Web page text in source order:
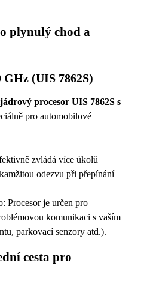
plynulý chod a
(UIS 7862S)
procesor UIS 7862S s
pro automobilové
zvládá více úkolů
odezvu při přepínání
Procesor je určen pro
komunikaci s vaším
parkovací senzory atd.).
cesta pro
SIM karty
displej pro snadné ovládání
kameru, DVR kameru, DVB-T
Videa lze sledovat i za jízdy
sledovat navigaci a
(stav paliva, dveře, rychlost,
pro používání 4G LTE sítě.
FUNKCÍ IHNED PO